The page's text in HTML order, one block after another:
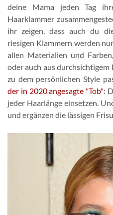
deine Mama jeden Tag
Haarklammer
ihr zeigen, dass auch du
riesigen Klammern werden
allen Materialien und
oder auch aus durchsichtigem
zu dem persönlichen Style
der in 2020 angesagte "Tob":
jeder Haarlänge einsetzen.
und ergänzen die lässigen